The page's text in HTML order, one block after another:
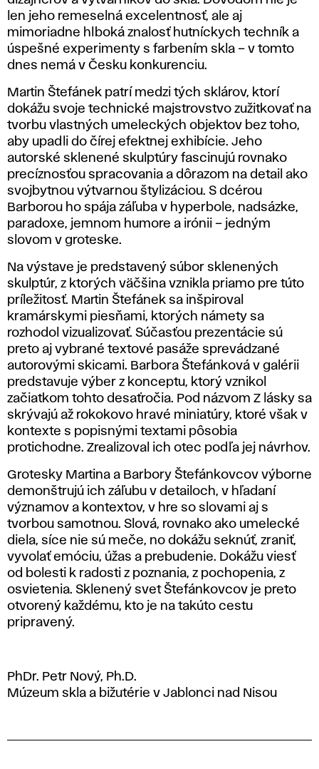
len jeho remeselná excelentnosť, ale aj
mimoriadne hlboká znalosť hutníckych techník a
úspešné experimenty s farbením skla – v tomto
dnes nemá v Česku konkurenciu.
Martin Štefánek patrí medzi tých sklárov, ktorí
dokážu svoje technické majstrovstvo zužitkovať na
tvorbu vlastných umeleckých objektov bez toho,
aby upadli do čírej efektnej exhibície. Jeho
autorské sklenené skulptúry fascinujú rovnako
precíznosťou spracovania a dôrazom na detail ako
svojbytnou výtvarnou štylizáciou. S dcérou
Barborou ho spája záľuba v hyperbole, nadsázke,
paradoxe, jemnom humore a irónii – jedným
slovom v groteske.
Na výstave je predstavený súbor sklenených
skulptúr, z ktorých väčšina vznikla priamo pre túto
príležitosť. Martin Štefánek sa inšpiroval
kramárskymi piesňami, ktorých námety sa
rozhodol vizualizovať. Súčasťou prezentácie sú
preto aj vybrané textové pasáže sprevádzané
autorovými skicami. Barbora Štefánková v galérii
predstavuje výber z konceptu, ktorý vznikol
začiatkom tohto desaťročia. Pod názvom Z lásky sa
skrývajú až rokokovo hravé miniatúry, ktoré však v
kontexte s popisnými textami pôsobia
protichodne. Zrealizoval ich otec podľa jej návrhov.
Grotesky Martina a Barbory Štefánkovcov výborne
demonštrujú ich záľubu v detailoch, v hľadaní
významov a kontextov, v hre so slovami aj s
tvorbou samotnou. Slová, rovnako ako umelecké
diela, síce nie sú meče, no dokážu seknúť, zraniť,
vyvolať emóciu, úžas a prebudenie. Dokážu viesť
od bolesti k radosti z poznania, z pochopenia, z
osvietenia. Sklenený svet Štefánkovcov je preto
otvorený každému, kto je na takúto cestu
pripravený.
PhDr. Petr Nový, Ph.D.
Múzeum skla a bižutérie v Jablonci nad Nisou